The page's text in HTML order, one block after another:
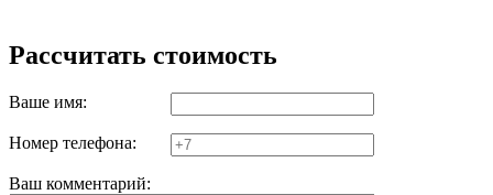
Рассчитать стоимость
Ваше имя:
Номер телефона:
Ваш комментарий: